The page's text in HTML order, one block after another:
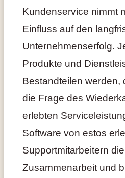
Kundenservice nimmt
Einfluss auf den
Unternehmenserfolg.
Produkte und
Bestandteilen werden,
die Frage des
erlebten
Software von estos
Supportmitarbeitern
Zusammenarbeit und